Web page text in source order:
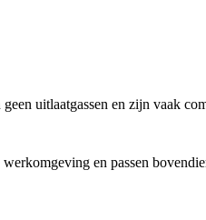
uitlaatgassen en zijn vaak
en passen